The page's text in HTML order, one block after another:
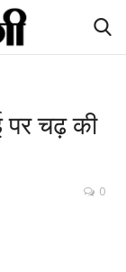
पर चढ़ की
0